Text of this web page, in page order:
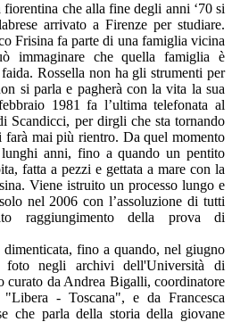
che alla fine degli anni ‘70 si
arrivato a Firenze per studiare.
Frisina fa parte di una famiglia vicina
immaginare che quella famiglia è
Rossella non ha gli strumenti per
si parla e pagherà con la vita la sua
1981 fa l’ultima telefonata al
Scandicci, per dirgli che sta tornando
farà mai più rientro. Da quel momento
anni, fino a quando un pentito
fatta a pezzi e gettata a mare con la
Viene istruito un processo lungo e
nel 2006 con l’assoluzione di tutti
raggiungimento della prova di
dimenticata, fino a quando, nel giugno
foto negli archivi dell'Università di
curato da Andrea Bigalli, coordinatore
"Libera - Toscana", e da Francesca
che parla della storia della giovane